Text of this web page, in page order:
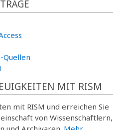
Quellen
MIT RISM
mit RISM und erreichen Sie
von Wissenschaftlern,